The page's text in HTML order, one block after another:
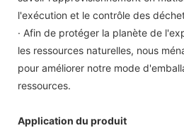
l'exécution et le contrôle des
· Afin de protéger la planète de
les ressources naturelles, nous
pour améliorer notre mode
ressources.
Application du produit